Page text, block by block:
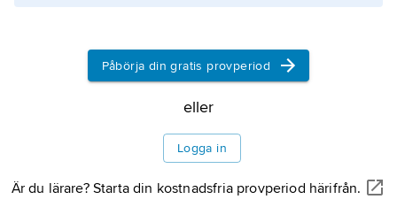
Information om artikeln
Påbörja din gratis provperiod
eller
Logga in
Är du lärare? Starta din kostnadsfria provperiod härifrån.